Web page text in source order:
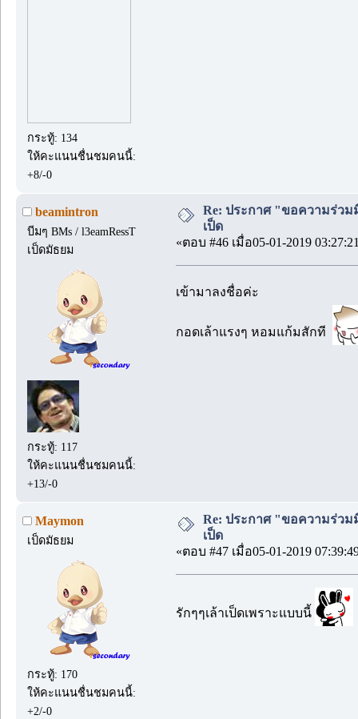
กระทู้: 134
ให้คะแนนชื่นชมคนนี้:
+8/-0
beamintron
บีมๆ BMs / l3eamRessT
เป็ดมัธยม
กระทู้: 117
ให้คะแนนชื่นชมคนนี้:
+13/-0
Re: ประกาศ "ขอความร่ว
เป็ด
«ตอบ #46 เมื่อ05-01-2019
เข้ามาลงชื่อค่ะ
กอดเล้าแรงๆ หอมแก้มสักที
Maymon
เป็ดมัธยม
กระทู้: 170
ให้คะแนนชื่นชมคนนี้:
+2/-0
Re: ประกาศ "ขอความร่ว
เป็ด
«ตอบ #47 เมื่อ05-01-2019
รักๆๆเล้าเป็ดเพราะแบบนี้